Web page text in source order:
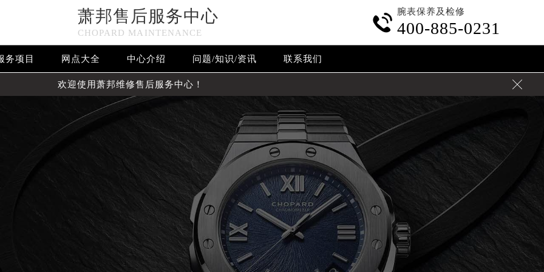
萧邦售后服务中心
CHOPARD MAINTENANCE

腕表保养及检修
400-885-0231
务项目 网点大全 中心介绍 问题/知识/资讯 联系我们
欢迎使用萧邦维修售后服务中心！ 